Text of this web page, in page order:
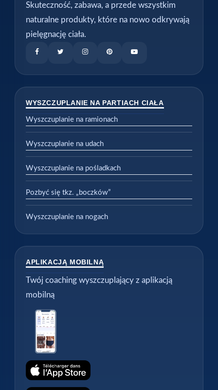
Skuteczność, zabawa, a przede wszystkim
naturalne produkty, które na nowo odkrywają
pielęgnację ciała.
WYSZCZUPLANIE NA PARTIACH CIAŁA
Wyszczuplanie na ramionach
Wyszczuplanie na udach
Wyszczuplanie na pośladkach
Pozbyć się tkz. „boczków”
Wyszczuplanie na nogach
APLIKACJĄ MOBILNĄ
Twój coaching wyszczuplający z aplikacją
mobilną